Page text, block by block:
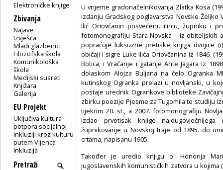
Elektroničke knjige
Zbivanja
Najave
Izvješća
Mladi glazbenici
Filozofska škola
Komunikološka
škola
Medijski susreti
Knjižara
Galerija
EU Projekt
Uključiva kultura -
potpora socijalnoj
inkluziji kroz kulturu
putem Vijenca
Inkluzija
U vrijeme gradonačelnikovanja Zlatka Kosa
izdanju Gradskog poglavarstva Novske
Ilić Oriovčanin posvećenu ilircu, župniku i
fotomonografiju Stara Novska – iz obiteljskih
popraćuje luksuzne pretiske knjiga dvojice
običaji i sigre Luke Ilića Oriovčanina iz 1846.
Botica, i Vračanje i gatanje Ante Jagara iz
dolaskom Alojza Buljana na čelo Ogranka
kutinskog Ogranka prelazi u novljanski, u
postaje urednik Ogrankove biblioteke
zbirku poezije Pjesme za Tugomila te studiju
tijekom 20. st., a 2007. fotomonografiju
izdao prvotisak knjige
župnikovanje u Novskoj traje od 1895. do
crtama, napisanu 1905.
Također je uredio knjigu o. Honorija
jugoslavenskih komunističkih zatvora u kojima